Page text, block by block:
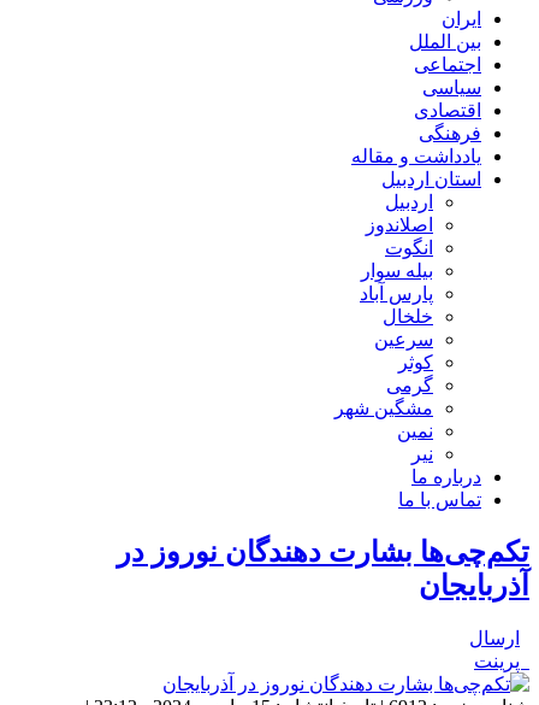
ایران
بین الملل
اجتماعی
سیاسی
اقتصادی
فرهنگی
یادداشت و مقاله
استان اردبیل
اردبیل
اصلاندوز
انگوت
بیله سوار
پارس آباد
خلخال
سرعین
کوثر
گرمی
مشگین شهر
نمین
نیر
درباره ما
تماس با ما
تکم‌چی‌ها بشارت دهندگان نوروز در
آذربایجان
ارسال
پرینت